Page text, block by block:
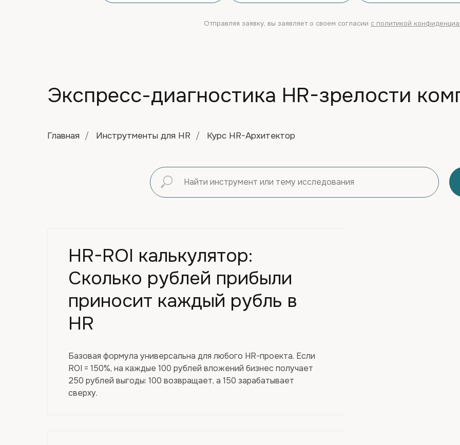
Отправляя заявку, вы заявляет о своем согласии с политикой
Экспресс-диагностика HR-зрелости
Главная / Инструтменты для HR / Курс HR-Архитектор
HR-ROI калькулятор:
Сколько рублей прибыли
приносит каждый рубль в
HR
Базовая формула универсальна для любого HR-проекта. Если
ROI = 150%, на каждые 100 рублей вложений бизнес получает
250 рублей выгоды: 100 возвращает, а 150 зарабатывает
сверху.